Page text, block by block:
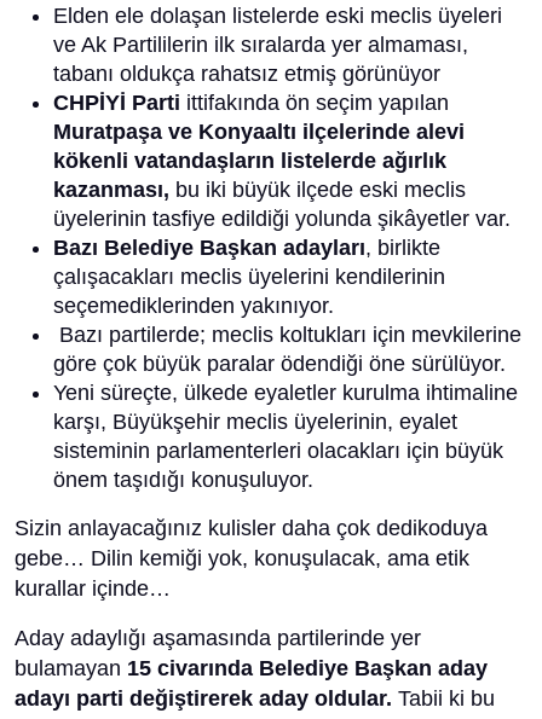
Elden ele dolaşan listelerde eski meclis üyeleri
ve Ak Partililerin ilk sıralarda yer almaması,
tabanı oldukça rahatsız etmiş görünüyor
CHPİYİ Parti ittifakında ön seçim yapılan
Muratpaşa ve Konyaaltı ilçelerinde alevi
kökenli vatandaşların listelerde ağırlık
kazanması, bu iki büyük ilçede eski meclis
üyelerinin tasfiye edildiği yolunda şikâyetler var.
Bazı Belediye Başkan adayları, birlikte
çalışacakları meclis üyelerini kendilerinin
seçemediklerinden yakınıyor.
Bazı partilerde; meclis koltukları için mevkilerine
göre çok büyük paralar ödendiği öne sürülüyor.
Yeni süreçte, ülkede eyaletler kurulma ihtimaline
karşı, Büyükşehir meclis üyelerinin, eyalet
sisteminin parlamenterleri olacakları için büyük
önem taşıdığı konuşuluyor.
Sizin anlayacağınız kulisler daha çok dedikoduya
gebe… Dilin kemiği yok, konuşulacak, ama etik
kurallar içinde…
Aday adaylığı aşamasında partilerinde yer
bulamayan 15 civarında Belediye Başkan aday
adayı parti değiştirerek aday oldular. Tabii ki bu